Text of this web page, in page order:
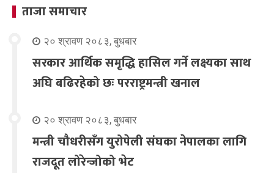
ताजा समाचार
२० श्रावण २०८३, बुधबार
सरकार आर्थिक समृद्धि हासिल गर्ने लक्ष्यका साथ
अघि बढिरहेको छः परराष्ट्रमन्त्री खनाल
२० श्रावण २०८३, बुधबार
मन्त्री चौधरीसँग युरोपेली संघका नेपालका लागि
राजदूत लोरेन्जोको भेट